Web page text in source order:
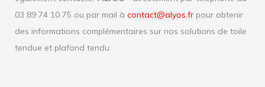
03 89 74 10 75 ou par mail à contact@alyos.fr pour obtenir
des informations complémentaires sur nos solutions de toile
tendue et plafond tendu.